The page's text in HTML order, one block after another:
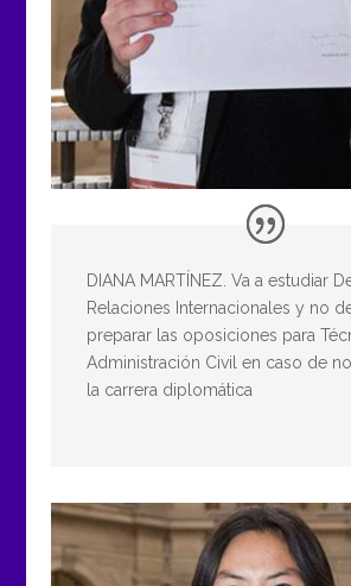
DIANA MARTÍNEZ. Va a estudiar
Relaciones Internacionales y no
preparar las oposiciones para
Administración Civil en caso de
la carrera diplomática